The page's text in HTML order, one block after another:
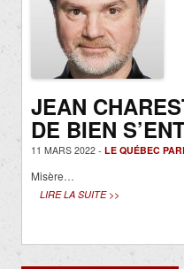
JEAN
DE BIEN
11 MARS 2022 - LE QUÉBEC
Misère…
LIRE LA SUITE >>